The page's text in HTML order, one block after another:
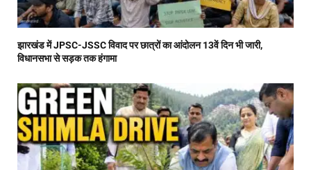
झारखंड में JPSC-JSSC विवाद पर छात्रों का आंदोलन 13वें दिन भी जारी,
विधानसभा से सड़क तक हंगामा